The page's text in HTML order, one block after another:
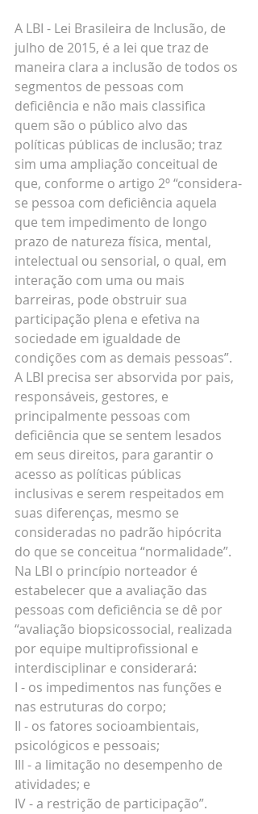
A LBI - Lei Brasileira de Inclusão, de
julho de 2015, é a lei que traz de
maneira clara a inclusão de todos os
segmentos de pessoas com
deficiência e não mais classifica
quem são o público alvo das
políticas públicas de inclusão; traz
sim uma ampliação conceitual de
que, conforme o artigo 2º “considera-
se pessoa com deficiência aquela
que tem impedimento de longo
prazo de natureza física, mental,
intelectual ou sensorial, o qual, em
interação com uma ou mais
barreiras, pode obstruir sua
participação plena e efetiva na
sociedade em igualdade de
condições com as demais pessoas”.
A LBI precisa ser absorvida por pais,
responsáveis, gestores, e
principalmente pessoas com
deficiência que se sentem lesados
em seus direitos, para garantir o
acesso as políticas públicas
inclusivas e serem respeitados em
suas diferenças, mesmo se
consideradas no padrão hipócrita
do que se conceitua “normalidade”.
Na LBI o princípio norteador é
estabelecer que a avaliação das
pessoas com deficiência se dê por
“avaliação biopsicossocial, realizada
por equipe multiprofissional e
interdisciplinar e considerará:
I - os impedimentos nas funções e
nas estruturas do corpo;
II - os fatores socioambientais,
psicológicos e pessoais;
III - a limitação no desempenho de
atividades; e
IV - a restrição de participação”.